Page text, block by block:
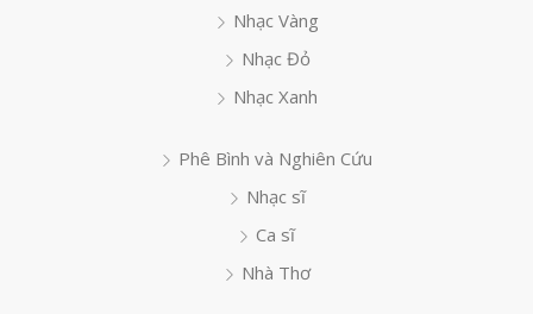
Nhạc Vàng
Nhạc Đỏ
Nhạc Xanh
Phê Bình và Nghiên Cứu
Nhạc sĩ
Ca sĩ
Nhà Thơ